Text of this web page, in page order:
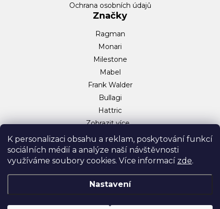
K personalizaci obsahu a reklam, poskytování funkcí
sociálních médií a analýze naší návštěvnosti
využíváme soubory cookies. Více informací zde.
Nastavení
Ochrana osobních údajů
Značky
Ragman
Monari
Milestone
Mabel
Frank Walder
Bullagi
Hattric
Zobrazit více…
Sociální sítě
Facebook
Instagram
TikTok